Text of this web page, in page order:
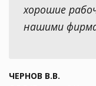
хорошие
нашими
ЧЕРНОВ В.В.